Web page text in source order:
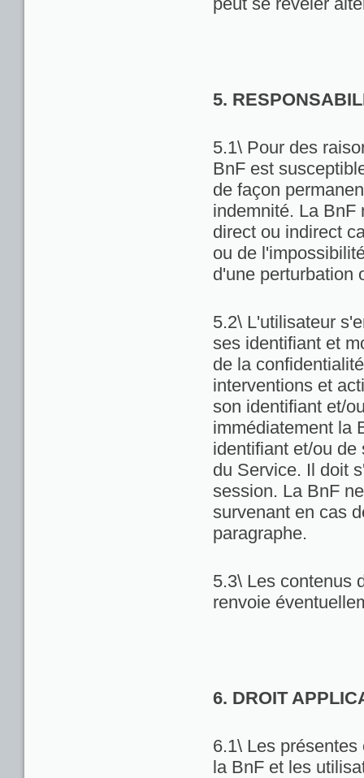
5.
5.1\ Pour des
BnF est
de façon
indemnité. La BnF
direct ou indirect
ou de
d'une perturbation
5.2\ L'utilisateur
ses identifiant et
de la
interventions et
son identifiant et/
immédiatement la
identifiant et/ou
du Service. Il doit
session. La BnF
survenant en cas
paragraphe.
5.3\ Les contenus
renvoie
6. DROIT
6.1\ Les
la BnF et les